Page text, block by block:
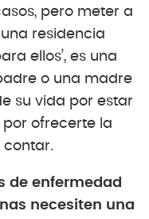
pero meter a
residencia
ellos’, es una
o una madre
su vida por estar
ofrecerte la
contar.
de enfermedad
necesiten una